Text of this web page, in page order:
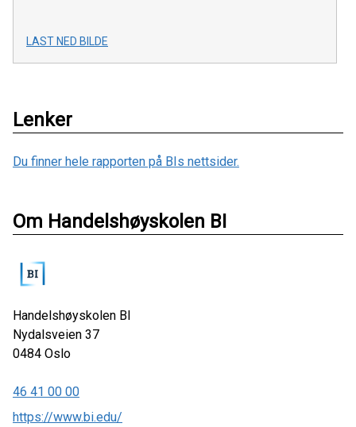
LAST NED BILDE
Lenker
Du finner hele rapporten på BIs nettsider.
Om Handelshøyskolen BI
Handelshøyskolen BI
Nydalsveien 37
0484 Oslo
46 41 00 00
https://www.bi.edu/